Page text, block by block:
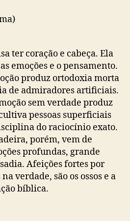
ter coração e cabeça. Ela
emoções e o pensamento.
produz ortodoxia morta
de admiradores artificiais.
sem verdade produz
pessoas superficiais
do raciocínio exato.
porém, vem de
profundas, grande
Afeições fortes por
verdade, são os ossos e a
bíblica.